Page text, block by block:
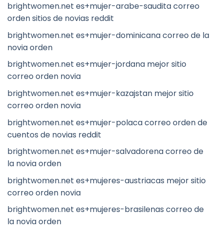
brightwomen.net es+mujer-arabe-saudita correo
orden sitios de novias reddit
brightwomen.net es+mujer-dominicana correo de la
novia orden
brightwomen.net es+mujer-jordana mejor sitio
correo orden novia
brightwomen.net es+mujer-kazajstan mejor sitio
correo orden novia
brightwomen.net es+mujer-polaca correo orden de
cuentos de novias reddit
brightwomen.net es+mujer-salvadorena correo de
la novia orden
brightwomen.net es+mujeres-austriacas mejor sitio
correo orden novia
brightwomen.net es+mujeres-brasilenas correo de
la novia orden